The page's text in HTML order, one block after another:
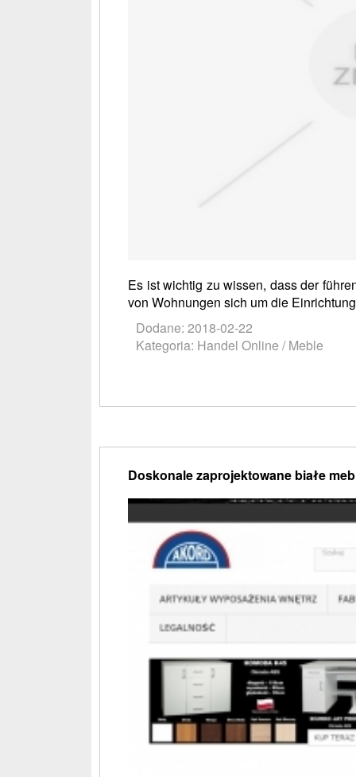
Es ist wichtig zu wissen, dass der
von Wohnungen sich um die
Dodane: 2018-02-22
Kategoria: Handel Online / Meble
Doskonale zaprojektowane białe